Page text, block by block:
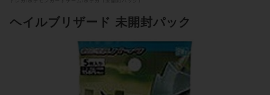
ヘイルブリザード 未開封パック